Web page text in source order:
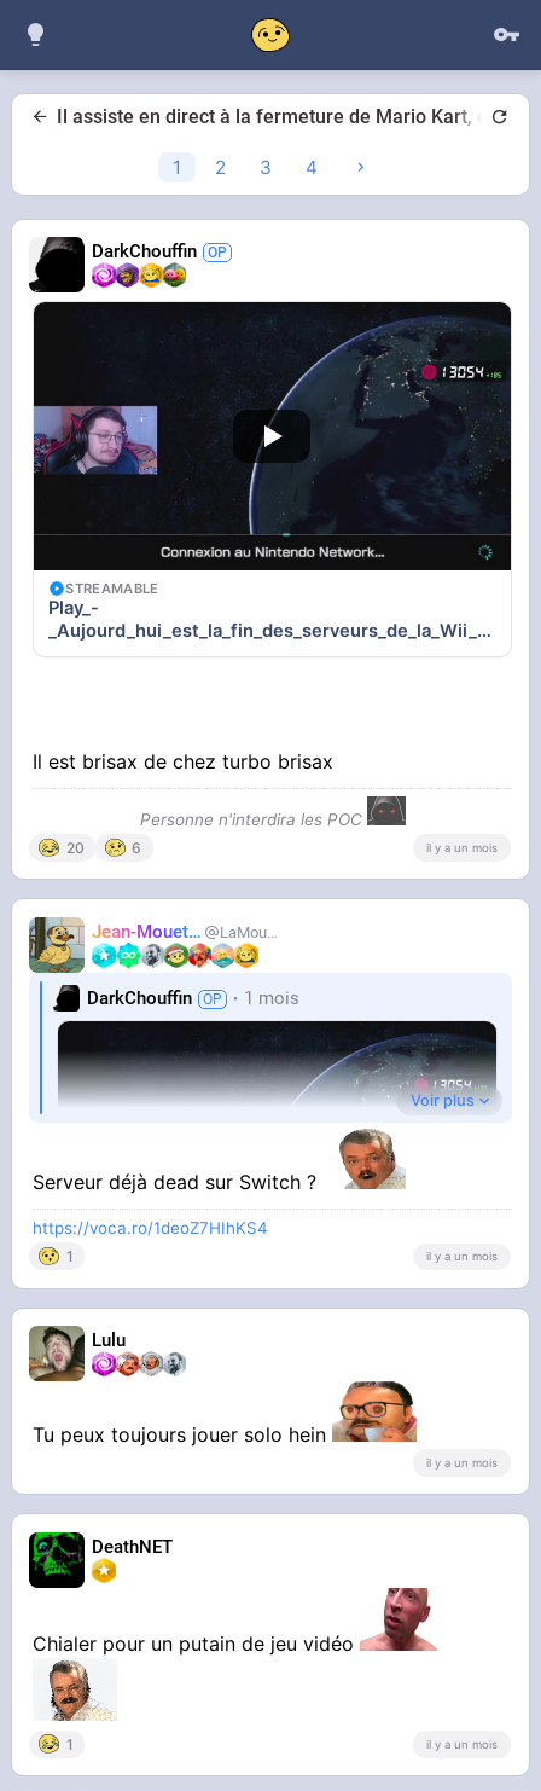
Il assiste en direct à la fermeture de Mario Kart, et fini
1 2 3 4
DarkChouffin
STREAMABLE
Play_-
_Aujourd_hui_est_la_fin_des_serveurs_de_la_Wii_U
_et_de_la_3DS_voici_m_eFYX6u
Il est brisax de chez turbo brisax
Personne n'interdira les POC
20 6 il y a un mois
Jean-Mouette LaMouetteAhi
DarkChouffin 1 mois
STREAMABLE
Play_-
_Aujourd_hui_est_la_fin_des_serveurs_de_la_
Wii_U_et_de_la_3DS_voici_m_eFYX6u
Voir plus
Serveur déjà dead sur Switch ?
https://voca.ro/1deoZ7HIhKS4
1 il y a un mois
Lulu
Tu peux toujours jouer solo hein
il y a un mois
DeathNET
Chialer pour un putain de jeu vidéo
1 il y a un mois